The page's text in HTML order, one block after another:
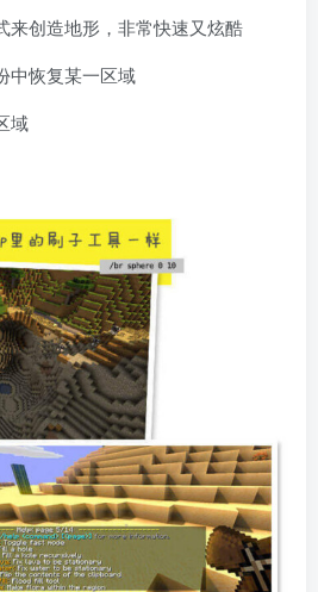
来创造地形，非常快速又炫酷
中恢复某一区域
域